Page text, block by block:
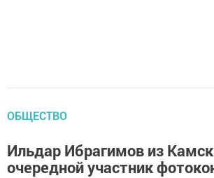
ОБЩЕСТВО
Ильдар Ибрагимов из
очередной участник